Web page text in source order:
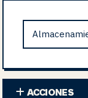
ACCIONES